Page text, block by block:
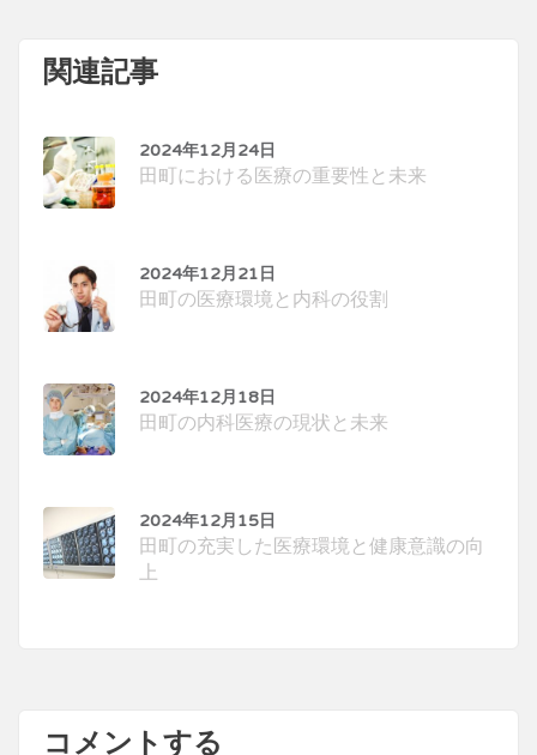
関連記事
2024年12月24日
田町における医療の重要性と未来
2024年12月21日
田町の医療環境と内科の役割
2024年12月18日
田町の内科医療の現状と未来
2024年12月15日
田町の充実した医療環境と健康意識の向
上
コメントする